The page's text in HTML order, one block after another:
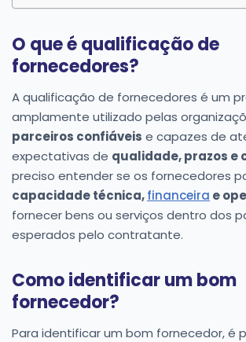
O que é qualificação de
fornecedores?
A qualificação de fornecedores é um
amplamente utilizado pelas
parceiros confiáveis e capazes de
expectativas de qualidade, prazos e
preciso entender se os fornecedores
capacidade técnica,financeira e
fornecer bens ou serviços dentro dos
esperados pelo contratante.
Como identificar um bom
fornecedor?
Para identificar um bom fornecedor, é